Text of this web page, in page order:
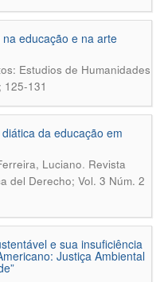
educação e na arte
Estudios de Humanidades
125-131
da educação em
Luciano. Revista
del Derecho; Vol. 3 Núm. 2
e sua insuficiência
Justiça Ambiental